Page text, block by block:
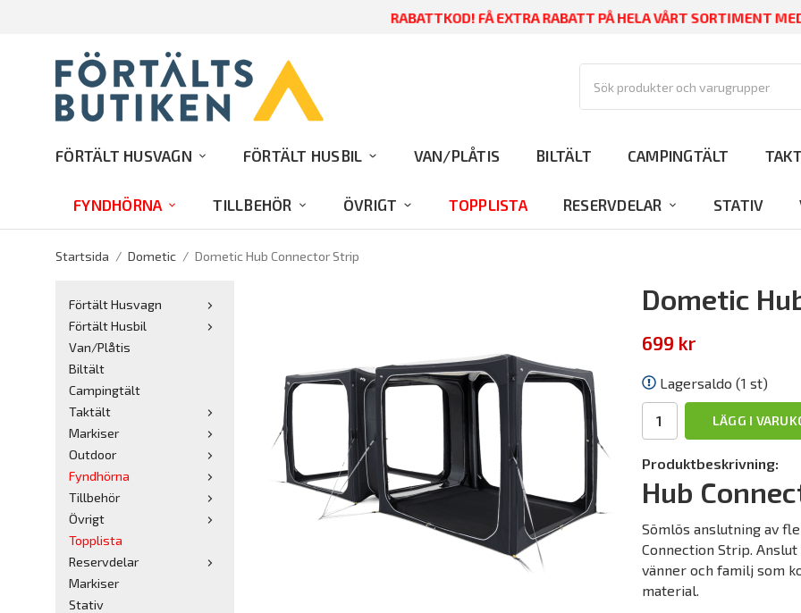
RABATTKOD! FÅ EXTRA RABATT PÅ HELA VÅRT SORTIMENT
FÖRTÄLT HUSVAGN FÖRTÄLT HUSBIL VAN/PLÅTIS BILTÄLT CAMPINGTÄLT
FYNDHÖRNA TILLBEHÖR ÖVRIGT TOPPLISTA RESERVDELAR STATIV
Startsida / Dometic / Dometic Hub Connector Strip
Förtält Husvagn
Förtält Husbil
Van/Plåtis
Biltält
Campingtält
Taktält
Markiser
Outdoor
Fyndhörna
Tillbehör
Övrigt
Topplista
Reservdelar
Markiser
Stativ
Dometic
699 kr
Lagersaldo (1 st)
LÄGG I
Produktbeskrivning:
Hub
Sömlös anslutning av
Connection Strip.
vänner och familj som
material.